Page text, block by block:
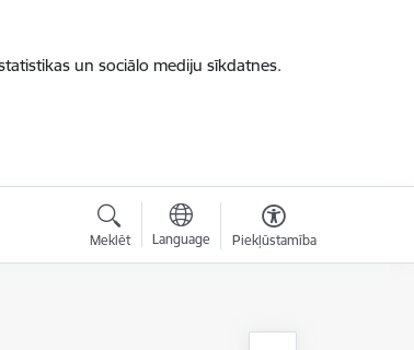
un sociālo mediju sīkdatnes.
Meklēt Language Piekļūstamība